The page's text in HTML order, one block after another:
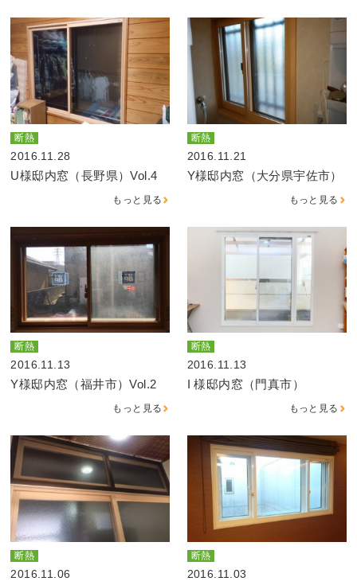
断熱
2016.11.28
U様邸内窓（長野県）Vol.4
もっと見る
断熱
2016.11.21
Y様邸内窓（大分県宇佐市）
もっと見る
断熱
2016.11.13
Y様邸内窓（福井市）Vol.2
もっと見る
断熱
2016.11.13
I 様邸内窓（門真市）
もっと見る
断熱
2016.11.06
断熱
2016.11.03